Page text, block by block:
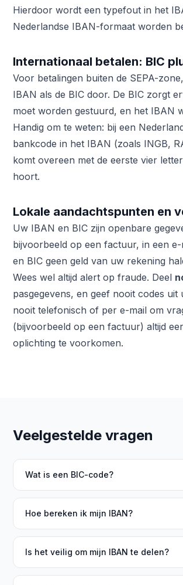
Hierdoor wordt een typefout in het
Nederlandse IBAN-formaat worden
Internationaal betalen: BIC
Voor betalingen buiten de SEPA-
IBAN als de BIC door. De BIC zorgt
moet worden gestuurd, en het IBAN
Handig om te weten: bij een
bankcode in het IBAN (zoals INGB,
komt overeen met de eerste vier
hoort.
Lokale aandachtspunten en
Uw IBAN en BIC zijn openbare
bijvoorbeeld op een factuur, in een
en BIC geen geld van uw rekening
Wees wel altijd alert op fraude. Deel
pasgegevens, en geef nooit codes
nooit telefonisch of per e-mail om
(bijvoorbeeld op een factuur) altijd
oplichting te voorkomen.
Veelgestelde vragen
Wat is een BIC-code?
Hoe bereken ik mijn IBAN?
Is het veilig om mijn IBAN te delen?